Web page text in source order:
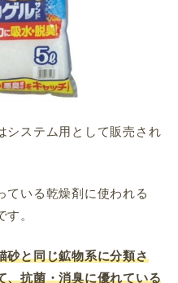
システム用として販売され
ている乾燥剤に使われる
。
砂と同じ鉱物系に分類さ
、抗菌・消臭に優れている